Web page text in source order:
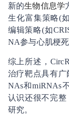
新的生物信息学
生化富集策略(
编辑策略(如
NA参与心肌梗死
综上所述，
治疗靶点具有
NAs和miRNAs
认识还很不完
研究。